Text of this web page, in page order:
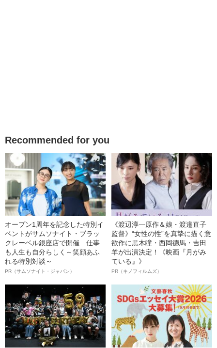
Recommended for you
オープン1周年を記念した特別イ
ベントがサムソナイト・ブラッ
クレーベル銀座店で開催 仕事
も人生も自分らしく～笑顔あふ
れる特別対談～
PR（サムソナイト・ジャパン）
《渡辺淳一原作＆娘・渡邉直子
監督》“女性の性”を真摯に描く意
欲作に黒木瞳・西岡德馬・吉田
羊が出演決定！《映画『月がみ
ている』》
PR（キノフィルムズ）